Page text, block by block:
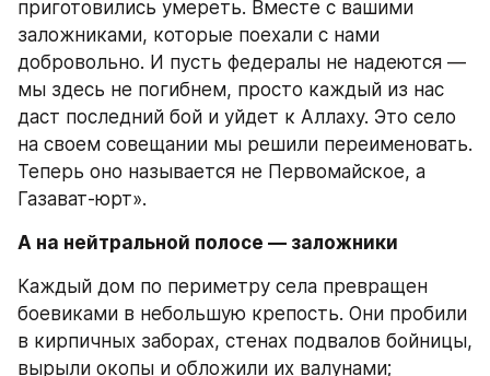
приготовились умереть. Вместе с вашими
заложниками, которые поехали с нами
добровольно. И пусть федералы не надеются —
мы здесь не погибнем, просто каждый из нас
даст последний бой и уйдет к Аллаху. Это село
на своем совещании мы решили переименовать.
Теперь оно называется не Первомайское, а
Газават-юрт».
А на нейтральной полосе — заложники
Каждый дом по периметру села превращен
боевиками в небольшую крепость. Они пробили
в кирпичных заборах, стенах подвалов бойницы,
вырыли окопы и обложили их валунами;